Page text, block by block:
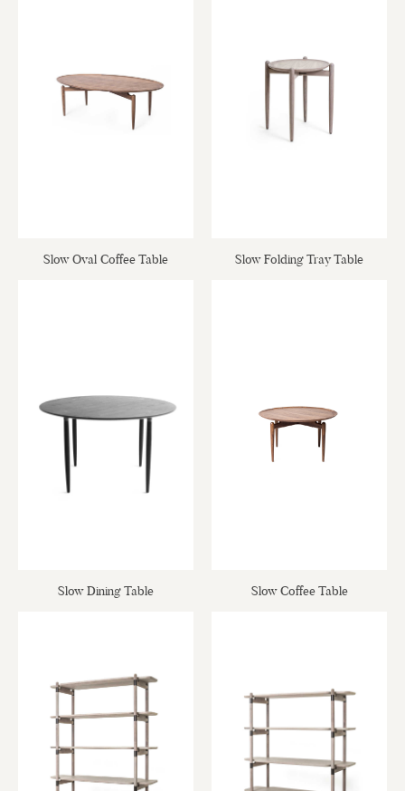
Slow Oval Coffee Table Slow Folding Tray Table
Slow Dining Table Slow Coffee Table